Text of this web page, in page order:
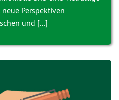
Perspektiven
und [...]